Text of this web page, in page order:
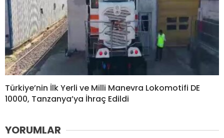
Türkiye’nin İlk Yerli ve Milli Manevra Lokomotifi DE
10000, Tanzanya’ya İhraç Edildi
YORUMLAR